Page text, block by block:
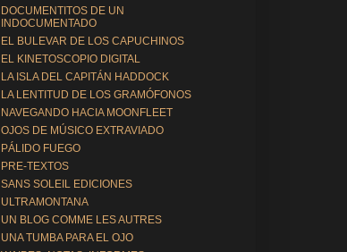
DOCUMENTITOS DE UN
INDOCUMENTADO
EL BULEVAR DE LOS CAPUCHINOS
EL KINETOSCOPIO DIGITAL
LA ISLA DEL CAPITÁN HADDOCK
LA LENTITUD DE LOS GRAMÓFONOS
NAVEGANDO HACIA MOONFLEET
OJOS DE MÚSICO EXTRAVIADO
PÁLIDO FUEGO
PRE-TEXTOS
SANS SOLEIL EDICIONES
ULTRAMONTANA
UN BLOG COMME LES AUTRES
UNA TUMBA PARA EL OJO